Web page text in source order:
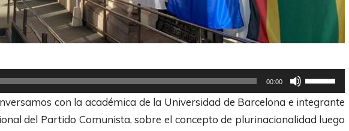
00:00
U
t
con la académica de la Universidad de Barcelona e integrante
del Partido Comunista, sobre el concepto de plurinacionalidad luego